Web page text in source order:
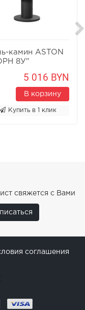
камин ASTON
8У"
5 016 BYN
В корзину
Купить в 1 клик
свяжется с Вами
соглашения